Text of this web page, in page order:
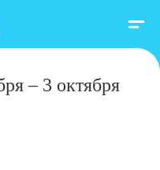
– 3 октября